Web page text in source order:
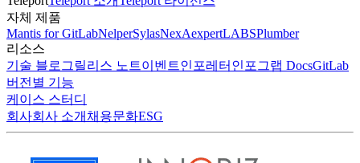
자체 제품
Mantis for GitLabNelperSylasNexAexpertLABSPlumber
리소스
기술 블로그 릴리스 노트이벤트인포레터 인포그랩 DocsGitLab
버전별 기능
케이스 스터디
회사회사 소개 채용문화ESG